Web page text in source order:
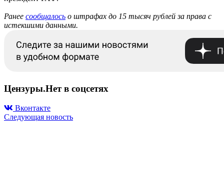
Ранее сообщалось о штрафах до 15 тысяч рублей за права с
истекшими данными.
Цензуры.Нет в соцсетях
Вконтакте
Следующая новость